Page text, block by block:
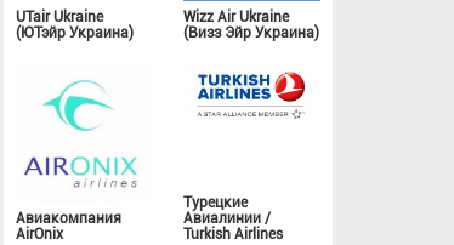
UTair Ukraine
(ЮТэйр Украина)
Wizz Air Ukraine
(Визз Эйр Украина)
Авиакомпания
AirOnix
Турецкие
Авиалинии /
Turkish Airlines